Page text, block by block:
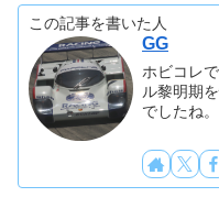
この記事を書いた人
GG
ホビコレ
ル黎明期
でしたね。